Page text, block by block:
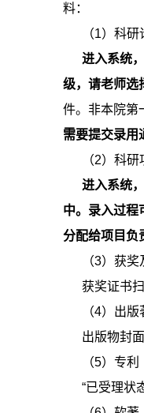
料：
（1）科
进入系统
级，请老师选
件。非本院第
需要提交录用
（2）科研
进入系统
中。录入过程
分配给项目负
（3）获
获奖证书
（4）出
出版物封
（5）专利
“已受理状